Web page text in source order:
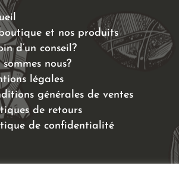
et nos produits
d’un conseil?
nous?
légales
générales de ventes
de retours
de confidentialité